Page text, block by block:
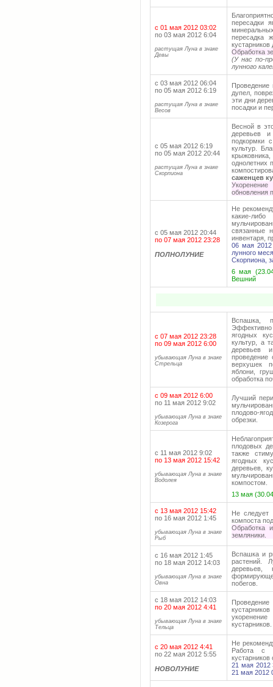
с 01 мая 2012 03:02
по 03 мая 2012 6:04
растущая Луна в знаке
Девы
пересадки
пересадка
кустарников
Обработка
(У нас по-
лунного
с 03 мая 2012 06:04
по 05 мая 2012 6:19
растущая Луна в знаке
Весов
Проведение
дупел,
эти дни
посадки и
с 05 мая 2012 6:19
по 05 мая 2012 20:44
растущая Луна в знаке
Скорпиона
Весной в
деревьев
подкормки
культур.
однолетних
саженцев
обновления
с 05 мая 2012 20:44
по 07 мая 2012 23:28
ПОЛНОЛУНИЕ
Не
какие-
связанные
инвентаря,
06 мая 2012
лунного
Скорпиона,
6 мая
Вешний
с 07 мая 2012 23:28
по 09 мая 2012 6:00
убывающая Луна в знаке
Стрельца
Вспашка,
ягодных
культур, а
деревьев
проведение
верхушек
яблони,
обработка
с 09 мая 2012 6:00
по 11 мая 2012 9:02
убывающая Луна в знаке
Козерога
Лучший
плодово-
обрезки.
с 11 мая 2012 9:02
по 13 мая 2012 15:42
убывающая Луна в знаке
Водолея
плодовых
также
ягодных
деревьев,
компостом.
13 мая
с 13 мая 2012 15:42
по 16 мая 2012 1:45
убывающая Луна в знаке
Рыб
Не следует
компоста
Обработка
земляники.
с 16 мая 2012 1:45
по 18 мая 2012 14:03
убывающая Луна в знаке
Овна
Вспашка и
растений.
деревьев,
побегов.
с 18 мая 2012 14:03
по 20 мая 2012 4:41
убывающая Луна в знаке
Тельца
кустарников.
с 20 мая 2012 4:41
по 22 мая 2012 5:55
НОВОЛУНИЕ
Не
Работа с
21 мая 2012
21 мая 2012